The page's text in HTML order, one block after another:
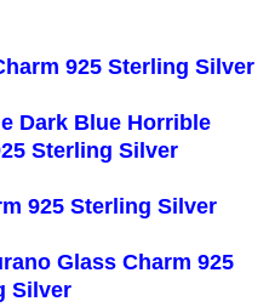
925 Sterling Silver
Dark Blue Horrible
Sterling Silver
925 Sterling Silver
Glass Charm 925
Silver